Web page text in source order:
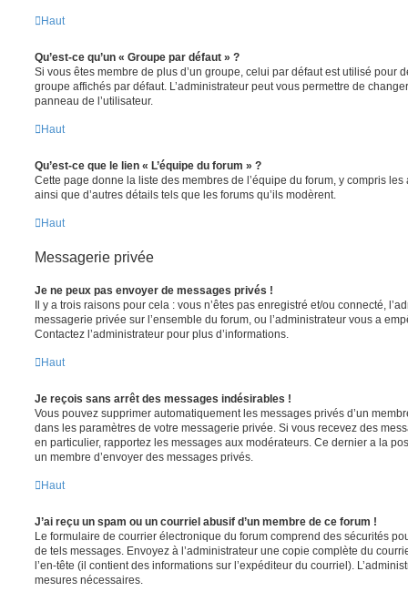
Haut
Qu’est-ce qu’un « Groupe par défaut » ?
Si vous êtes membre de plus d’un groupe, celui par défaut est utilisé pour
groupe affichés par défaut. L’administrateur peut vous permettre de
panneau de l’utilisateur.
Haut
Qu’est-ce que le lien « L’équipe du forum » ?
Cette page donne la liste des membres de l’équipe du forum, y compris
ainsi que d’autres détails tels que les forums qu’ils modèrent.
Haut
Messagerie privée
Je ne peux pas envoyer de messages privés !
Il y a trois raisons pour cela : vous n’êtes pas enregistré et/ou connecté,
messagerie privée sur l’ensemble du forum, ou l’administrateur vous a
Contactez l’administrateur pour plus d’informations.
Haut
Je reçois sans arrêt des messages indésirables !
Vous pouvez supprimer automatiquement les messages privés d’un
dans les paramètres de votre messagerie privée. Si vous recevez des
en particulier, rapportez les messages aux modérateurs. Ce dernier a la
un membre d’envoyer des messages privés.
Haut
J’ai reçu un spam ou un courriel abusif d’un membre de ce forum !
Le formulaire de courrier électronique du forum comprend des sécurités
de tels messages. Envoyez à l’administrateur une copie complète du
l’en-tête (il contient des informations sur l’expéditeur du courriel).
mesures nécessaires.